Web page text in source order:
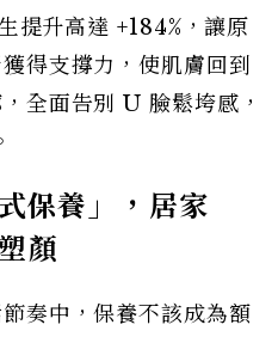
提升高達 +184%，讓原
得支撐力，使肌膚回到
全面告別 U 臉鬆垮感，
保養」，居家
顏
奏中，保養不該成為額